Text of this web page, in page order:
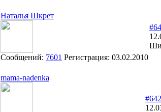
Наталья Шкрет
Сообщений: 7601 Регистрация: 03.02.2010
mama-nadenka
#642